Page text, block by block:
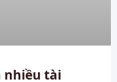
nhiều tài